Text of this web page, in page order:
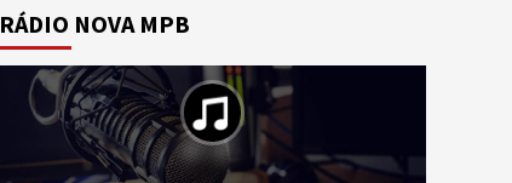
RÁDIO NOVA MPB